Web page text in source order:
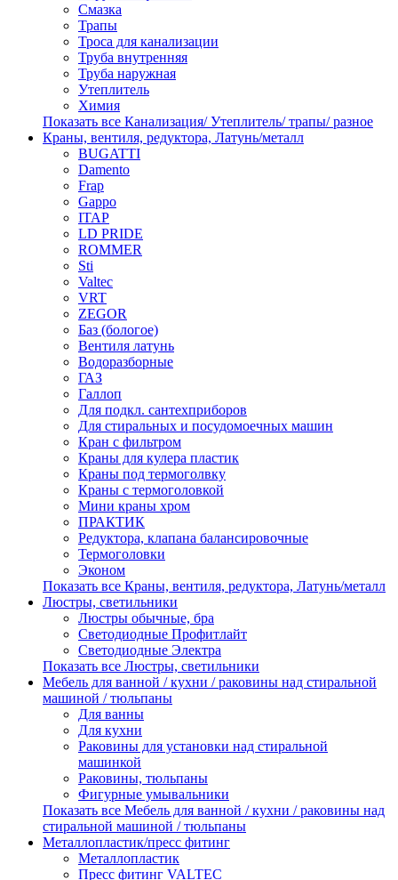
Смазка
Трапы
Троса для канализации
Труба внутренняя
Труба наружная
Утеплитель
Химия
Показать все Канализация/ Утеплитель/ трапы/ разное
Краны, вентиля, редуктора, Латунь/металл
BUGATTI
Damento
Frap
Gappo
ITAP
LD PRIDE
ROMMER
Sti
Valtec
VRT
ZEGOR
Баз (бологое)
Вентиля латунь
Водоразборные
ГАЗ
Галлоп
Для подкл. сантехприборов
Для стиральных и посудомоечных машин
Кран с фильтром
Краны для кулера пластик
Краны под термоголвку
Краны с термоголовкой
Мини краны хром
ПРАКТИК
Редуктора, клапана балансировочные
Термоголовки
Эконом
Показать все Краны, вентиля, редуктора, Латунь/металл
Люстры, светильники
Люстры обычные, бра
Светодиодные Профитлайт
Светодиодные Электра
Показать все Люстры, светильники
Мебель для ванной / кухни / раковины над стиральной
машиной / тюльпаны
Для ванны
Для кухни
Раковины для установки над стиральной
машинкой
Раковины, тюльпаны
Фигурные умывальники
Показать все Мебель для ванной / кухни / раковины над
стиральной машиной / тюльпаны
Металлопластик/пресс фитинг
Металлопластик
Пресс фитинг VALTEС